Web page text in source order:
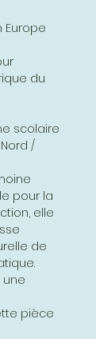
Europe
du
scolaire
/
pour la
elle
de
une
pièce